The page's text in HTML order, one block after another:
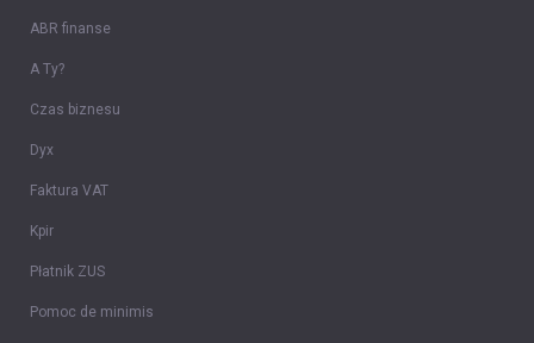
ABR finanse
A Ty?
Czas biznesu
Dyx
Faktura VAT
Kpir
Płatnik ZUS
Pomoc de minimis